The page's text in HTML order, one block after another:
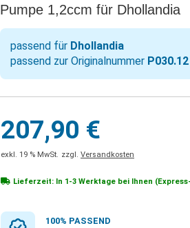
Pumpe 1,2ccm für Dhollandia
passend für Dhollandia
passend zur Originalnummer P030.12
207,90 €
exkl. 19 % MwSt. zzgl. Versandkosten
Lieferzeit: In 1-3 Werktage bei Ihnen
100% PASSEND